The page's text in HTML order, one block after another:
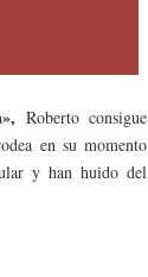
Roberto consigue
en su momento
y han huido del